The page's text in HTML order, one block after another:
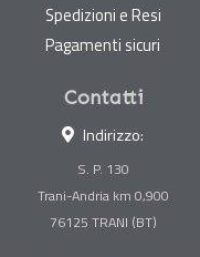
Spedizioni e Resi
Pagamenti sicuri
Contatti
Indirizzo:
S. P. 130
Trani-Andria km 0,900